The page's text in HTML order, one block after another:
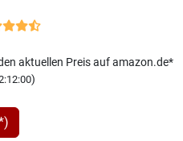
aktuellen Preis auf amazon.de*
)